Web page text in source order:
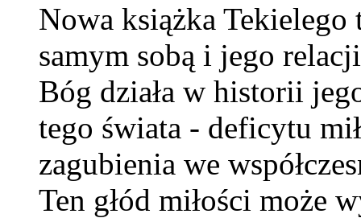
Nowa książka Tekielego
samym sobą i jego
Bóg działa w historii
tego świata - deficytu
zagubienia we
Ten głód miłości może